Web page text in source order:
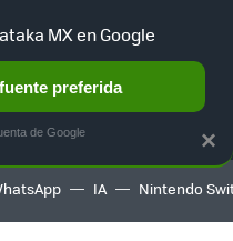
AUTO TERRITORIO
IA Nintendo
×
MX en Google
preferida
de Google